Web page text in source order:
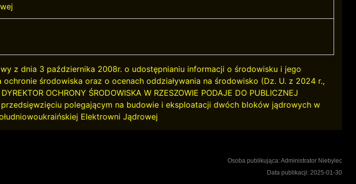
z dnia 3 października 2008r. o udostępnianiu informacji o środowisku i jego
ochronie środowiska oraz o ocenach oddziaływania na środowisko (Dz. U. z 2024 r.,
OCHRONY ŚRODOWISKA W RZESZOWIE PODAJE DO PUBLICZNEJ
przedsięwzięciu polegającym na budowie i eksploatacji dwóch bloków jądrowych w
Elektrowni Jądrowej
Osoba publikująca: Administrator Niebylec
Data publikacji: 2025-01-30